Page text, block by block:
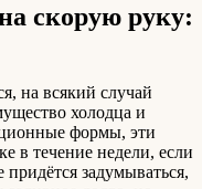
скорую руку:
на всякий случай
холодца и
формы, эти
в течение недели, если
придётся задумываться,